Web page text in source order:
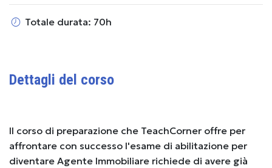
Totale durata: 70h
Dettagli del corso
Il corso di preparazione che TeachCorner offre per
affrontare con successo l'esame di abilitazione per
diventare Agente Immobiliare richiede di avere già